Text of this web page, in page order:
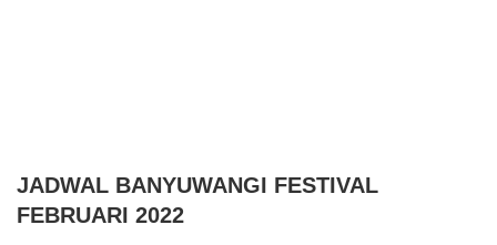
JADWAL BANYUWANGI FESTIVAL
FEBRUARI 2022